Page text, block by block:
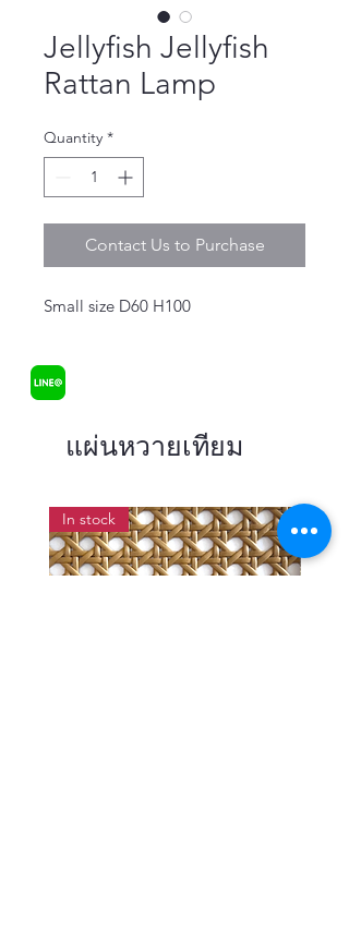
Jellyfish Jellyfish
Rattan Lamp
Quantity *
Contact Us to Purchase
Small size D60 H100
แผ่นหวายเทียม
In stock